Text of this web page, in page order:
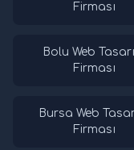
Firması
Bolu Web
Firması
Bursa Web
Firması